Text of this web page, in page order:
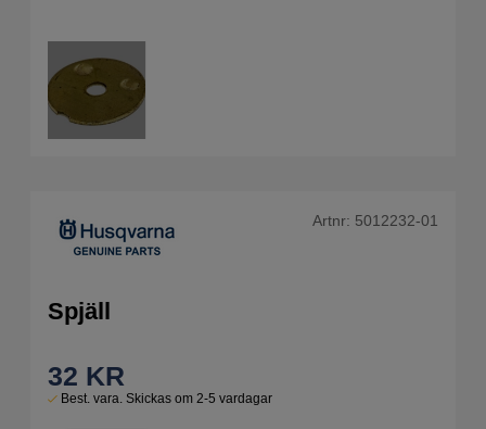
Artnr: 5012232-01
Spjäll
32 KR
Best. vara. Skickas om 2-5 vardagar